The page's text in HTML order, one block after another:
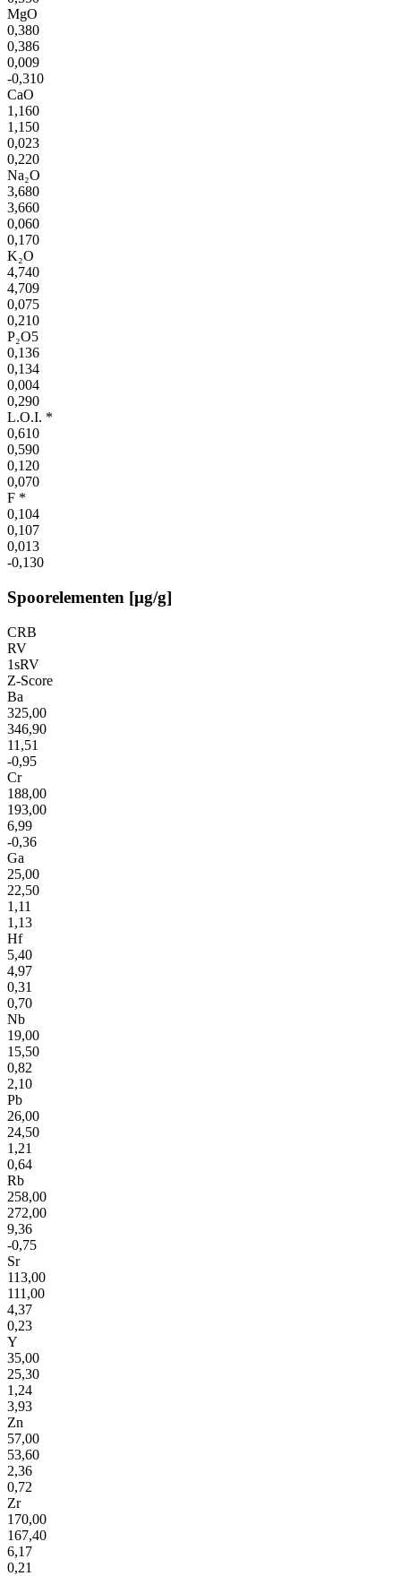
MgO
0,380
0,386
0,009
-0,310
CaO
1,160
1,150
0,023
0,220
Na₂O
3,680
3,660
0,060
0,170
K₂O
4,740
4,709
0,075
0,210
P₂O5
0,136
0,134
0,004
0,290
L.O.I. *
0,610
0,590
0,120
0,070
F *
0,104
0,107
0,013
-0,130
Spoorelementen [µg/g]
CRB
RV
1sRV
Z-Score
Ba
325,00
346,90
11,51
-0,95
Cr
188,00
193,00
6,99
-0,36
Ga
25,00
22,50
1,11
1,13
Hf
5,40
4,97
0,31
0,70
Nb
19,00
15,50
0,82
2,10
Pb
26,00
24,50
1,21
0,64
Rb
258,00
272,00
9,36
-0,75
Sr
113,00
111,00
4,37
0,23
Y
35,00
25,30
1,24
3,93
Zn
57,00
53,60
2,36
0,72
Zr
170,00
167,40
6,17
0,21